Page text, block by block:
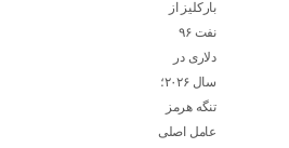
بارکلیز از
نفت ۹۶
دلاری در
سال ۲۰۲۶؛
تنگه هرمز
عامل اصلی